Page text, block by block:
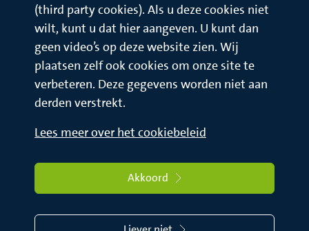
(third party cookies). Als u deze cookies niet
wilt, kunt u dat hier aangeven. U kunt dan
geen video’s op deze website zien. Wij
plaatsen zelf ook cookies om onze site te
verbeteren. Deze gegevens worden niet aan
derden verstrekt.
Lees meer over het cookiebeleid
Akkoord